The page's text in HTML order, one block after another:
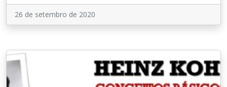
26 de setembro de 2020